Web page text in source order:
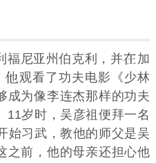
福尼亚州伯克利，并
加
观看了功夫电影《少林
成为像李连杰那样的功夫
11岁时，吴彦祖便拜一名
始习武，教他的师父是吴
之前，他的母亲还担心他